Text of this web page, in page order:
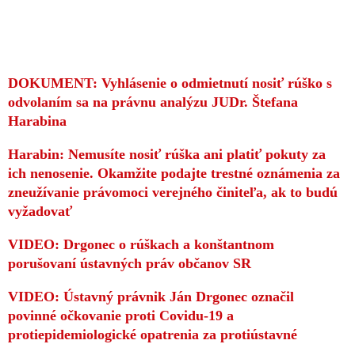
DOKUMENT: Vyhlásenie o odmietnutí nosiť rúško s
odvolaním sa na právnu analýzu JUDr. Štefana
Harabina
Harabin: Nemusíte nosiť rúška ani platiť pokuty za
ich nenosenie. Okamžite podajte trestné oznámenia za
zneužívanie právomoci verejného činiteľa, ak to budú
vyžadovať
VIDEO: Drgonec o rúškach a konštantnom
porušovaní ústavných práv občanov SR
VIDEO: Ústavný právnik Ján Drgonec označil
povinné očkovanie proti Covidu-19 a
protiepidemiologické opatrenia za protiústavné